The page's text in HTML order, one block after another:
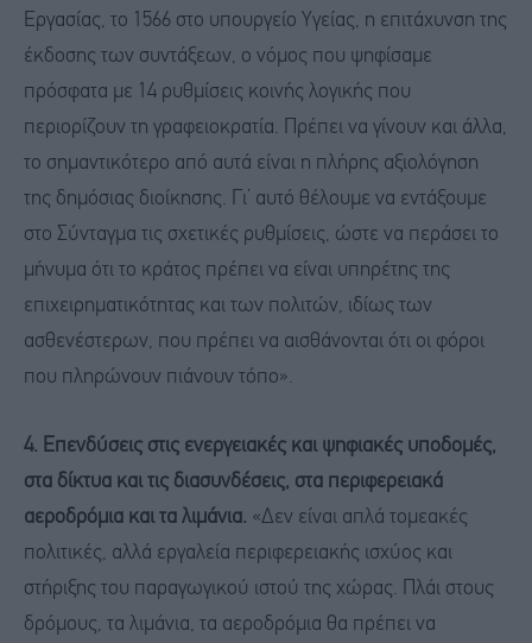
Εργασίας, το 1566 στο υπουργείο Υγείας, η επιτάχυνση της
έκδοσης των συντάξεων, ο νόμος που ψηφίσαμε
πρόσφατα με 14 ρυθμίσεις κοινής λογικής που
περιορίζουν τη γραφειοκρατία. Πρέπει να γίνουν και άλλα,
το σημαντικότερο από αυτά είναι η πλήρης αξιολόγηση
της δημόσιας διοίκησης. Γι’ αυτό θέλουμε να εντάξουμε
στο Σύνταγμα τις σχετικές ρυθμίσεις, ώστε να περάσει το
μήνυμα ότι το κράτος πρέπει να είναι υπηρέτης της
επιχειρηματικότητας και των πολιτών, ιδίως των
ασθενέστερων, που πρέπει να αισθάνονται ότι οι φόροι
που πληρώνουν πιάνουν τόπο».
4. Επενδύσεις στις ενεργειακές και ψηφιακές υποδομές,
στα δίκτυα και τις διασυνδέσεις, στα περιφερειακά
αεροδρόμια και τα λιμάνια. «Δεν είναι απλά τομεακές
πολιτικές, αλλά εργαλεία περιφερειακής ισχύος και
στήριξης του παραγωγικού ιστού της χώρας. Πλάι στους
δρόμους, τα λιμάνια, τα αεροδρόμια θα πρέπει να